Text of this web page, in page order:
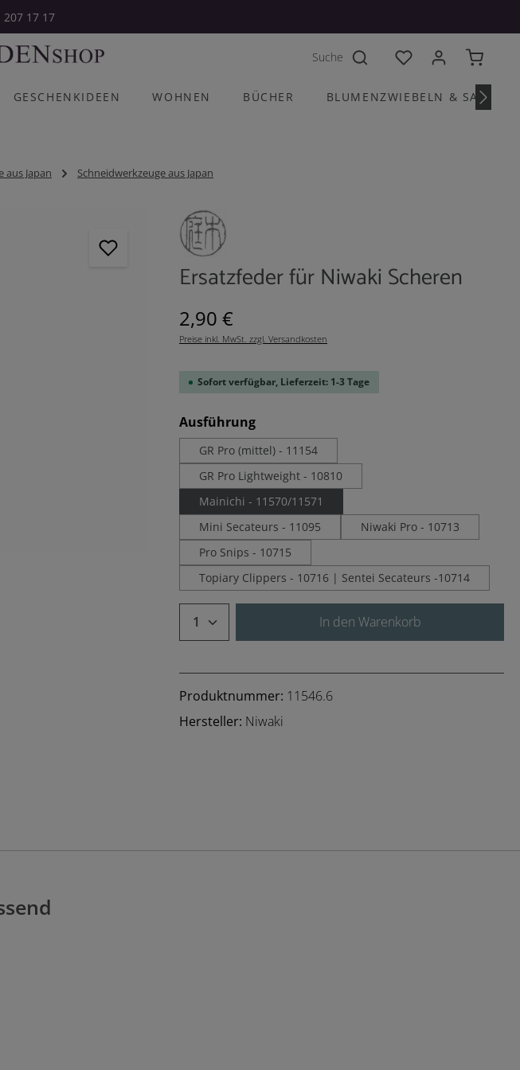
17 17
Du hast 0 Produkte
GESCHENKIDEEN WOHNEN BÜCHER BLUMENZWIEBELN &
aus Japan Schneidwerkzeuge aus Japan
Ersatzfeder für Niwaki Scheren
Regulärer Preis:
2,90 €
Preise inkl. MwSt. zzgl. Versandkosten
Sofort verfügbar, Lieferzeit: 1-3 Tage
Ausführungauswählen
GR Pro (mittel) - 11154
GR Pro Lightweight - 10810
Mainichi - 11570/11571
Mini Secateurs - 11095
Niwaki Pro - 10713
Pro Snips - 10715
Topiary Clippers - 10716 | Sentei Secateurs -10714
Produkt Anzahl: Gib den
In den Warenkorb
Produktnummer: 11546.6
Hersteller: Niwaki